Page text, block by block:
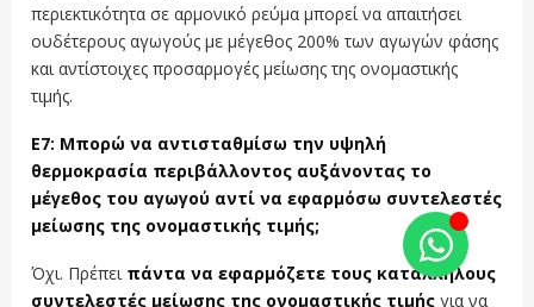
περιεκτικότητα σε αρμονικό ρεύμα μπορεί να απαιτήσει
ουδέτερους αγωγούς με μέγεθος 200% των αγωγών φάσης
και αντίστοιχες προσαρμογές μείωσης της ονομαστικής
τιμής.
Ε7: Μπορώ να αντισταθμίσω την υψηλή
θερμοκρασία περιβάλλοντος αυξάνοντας το
μέγεθος του αγωγού αντί να εφαρμόσω συντελεστές
μείωσης της ονομαστικής τιμής;
Όχι. Πρέπει πάντα να εφαρμόζετε τους κατάλληλους
συντελεστές μείωσης της ονομαστικής τιμής για να